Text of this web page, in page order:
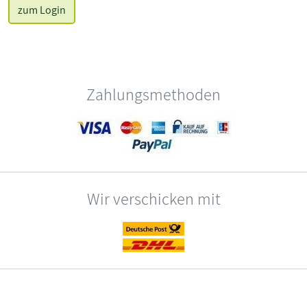
zum Login
Zahlungsmethoden
Wir verschicken mit